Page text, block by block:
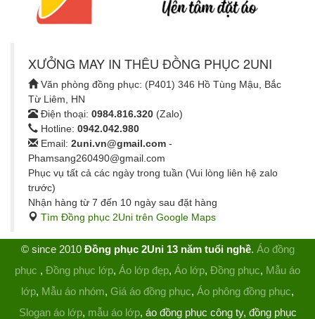
XƯỞNG MAY IN THÊU ĐỒNG PHỤC 2UNI
Văn phòng đồng phục: (P401) 346 Hồ Tùng Mậu, Bắc
Từ Liêm, HN
Điện thoại: 0984.816.320 (Zalo)
Hotline: 0942.042.980
Email: 2uni.vn@gmail.com -
Phamsang260490@gmail.com
Phục vụ tất cả các ngày trong tuần (Vui lòng liên hệ zalo
trước)
Nhận hàng từ 7 đến 10 ngày sau đặt hàng
Tìm Đồng phục 2Uni trên Google Maps
© since 2010 Đồng phục 2Uni 13 năm tuổi nghề. Áo đồng
phục , Đồng phục lớp, Áo lớp đẹp, Áo lớp, Đồng phục, Mẫu áo
lớp, Mẫu áo nhóm, Giá áo đồng phục, Áo phông đồng phục,
Slogan áo lớp, mẫu áo lớp, áo đồng phục công ty, đồng phục